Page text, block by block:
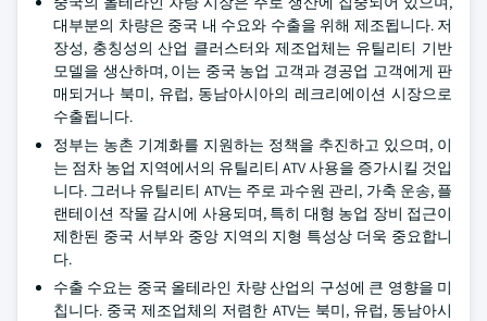
대부분의 차량은 중국 내 수요와 수출을 위해 제조됩니다. 저
장성, 충칭성의 산업 클러스터와 제조업체는 유틸리티 기반
모델을 생산하며, 이는 중국 농업 고객과 경공업 고객에게 판
매되거나 북미, 유럽, 동남아시아의 레크리에이션 시장으로
수출됩니다.
정부는 농촌 기계화를 지원하는 정책을 추진하고 있으며, 이
는 점차 농업 지역에서의 유틸리티 ATV 사용을 증가시킬 것입
니다. 그러나 유틸리티 ATV는 주로 과수원 관리, 가축 운송, 플
랜테이션 작물 감시에 사용되며, 특히 대형 농업 장비 접근이
제한된 중국 서부와 중앙 지역의 지형 특성상 더욱 중요합니
다.
수출 수요는 중국 올테라인 차량 산업의 구성에 큰 영향을 미
칩니다. 중국 제조업체의 저렴한 ATV는 북미, 유럽, 동남아시